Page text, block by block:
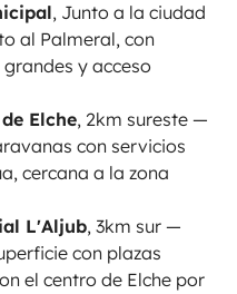
, Junto a la ciudad
al Palmeral, con
y acceso
Elche, 2km sureste —
con servicios
cercana a la zona
L'Aljub, 3km sur —
con plazas
el centro de Elche por